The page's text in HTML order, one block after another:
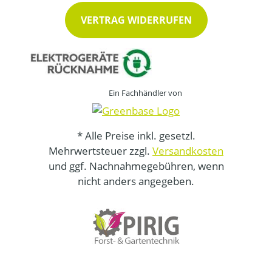
VERTRAG WIDERRUFEN
Ein Fachhändler von
* Alle Preise inkl. gesetzl.
Mehrwertsteuer zzgl. Versandkosten
und ggf. Nachnahmegebühren, wenn
nicht anders angegeben.